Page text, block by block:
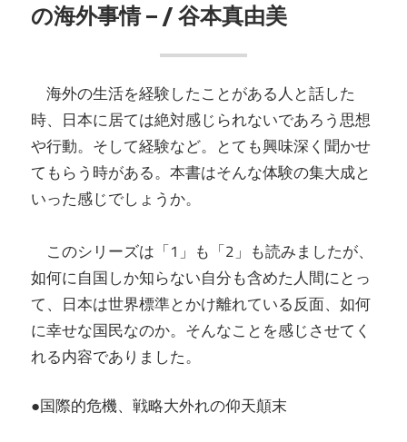
の海外事情 – / 谷本真由美
海外の生活を経験したことがある人と話した
時、日本に居ては絶対感じられないであろう思想
や行動。そして経験など。とても興味深く聞かせ
てもらう時がある。本書はそんな体験の集大成と
いった感じでしょうか。
このシリーズは「1」も「2」も読みましたが、
如何に自国しか知らない自分も含めた人間にとっ
て、日本は世界標準とかけ離れている反面、如何
に幸せな国民なのか。そんなことを感じさせてく
れる内容でありました。
●国際的危機、戦略大外れの仰天顛末